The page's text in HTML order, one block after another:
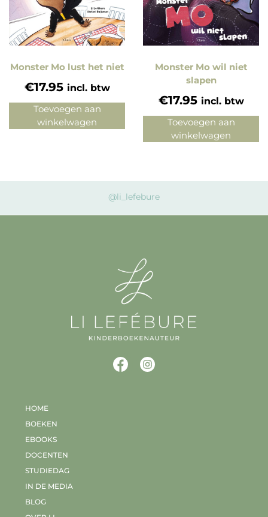
Monster Mo lust het niet
€17.95 incl. btw
Toevoegen aan
winkelwagen
Monster Mo wil niet
slapen
€17.95 incl. btw
Toevoegen aan
winkelwagen
@li_lefebure
HOME
BOEKEN
EBOOKS
DOCENTEN
STUDIEDAG
IN DE MEDIA
BLOG